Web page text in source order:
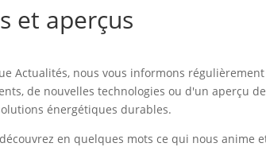
et aperçus
Actualités, nous vous informons
de nouvelles technologies ou d'un aperçu
énergétiques durables.
en quelques mots ce qui nous anime